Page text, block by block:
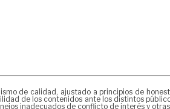
de calidad, ajustado a principios de
de los contenidos ante los distintos
inadecuados de conflicto de interés y